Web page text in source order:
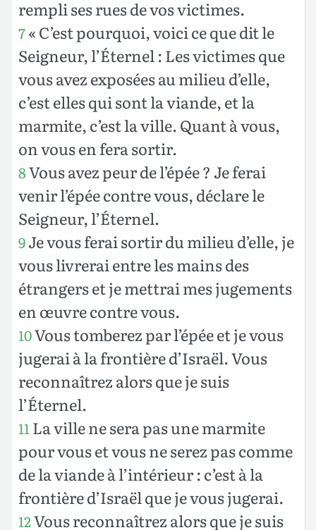
rempli ses rues de vos victimes.
7« C’est pourquoi, voici ce que dit le
Seigneur, l’Éternel : Les victimes que
vous avez exposées au milieu d’elle,
c’est elles qui sont la viande, et la
marmite, c’est la ville. Quant à vous,
on vous en fera sortir.
8Vous avez peur de l’épée ? Je ferai
venir l’épée contre vous, déclare le
Seigneur, l’Éternel.
9Je vous ferai sortir du milieu d’elle, je
vous livrerai entre les mains des
étrangers et je mettrai mes jugements
en œuvre contre vous.
10Vous tomberez par l’épée et je vous
jugerai à la frontière d’Israël. Vous
reconnaîtrez alors que je suis
l’Éternel.
11 La ville ne sera pas une marmite
pour vous et vous ne serez pas comme
de la viande à l’intérieur : c’est à la
frontière d’Israël que je vous jugerai.
12Vous reconnaîtrez alors que je suis